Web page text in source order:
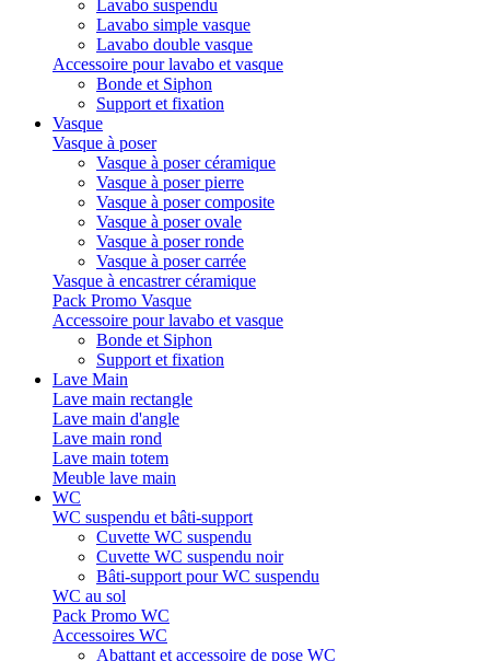
Lavabo suspendu
Lavabo simple vasque
Lavabo double vasque
Accessoire pour lavabo et vasque
Bonde et Siphon
Support et fixation
Vasque
Vasque à poser
Vasque à poser céramique
Vasque à poser pierre
Vasque à poser composite
Vasque à poser ovale
Vasque à poser ronde
Vasque à poser carrée
Vasque à encastrer céramique
Pack Promo Vasque
Accessoire pour lavabo et vasque
Bonde et Siphon
Support et fixation
Lave Main
Lave main rectangle
Lave main d'angle
Lave main rond
Lave main totem
Meuble lave main
WC
WC suspendu et bâti-support
Cuvette WC suspendu
Cuvette WC suspendu noir
Bâti-support pour WC suspendu
WC au sol
Pack Promo WC
Accessoires WC
Abattant et accessoire de pose WC